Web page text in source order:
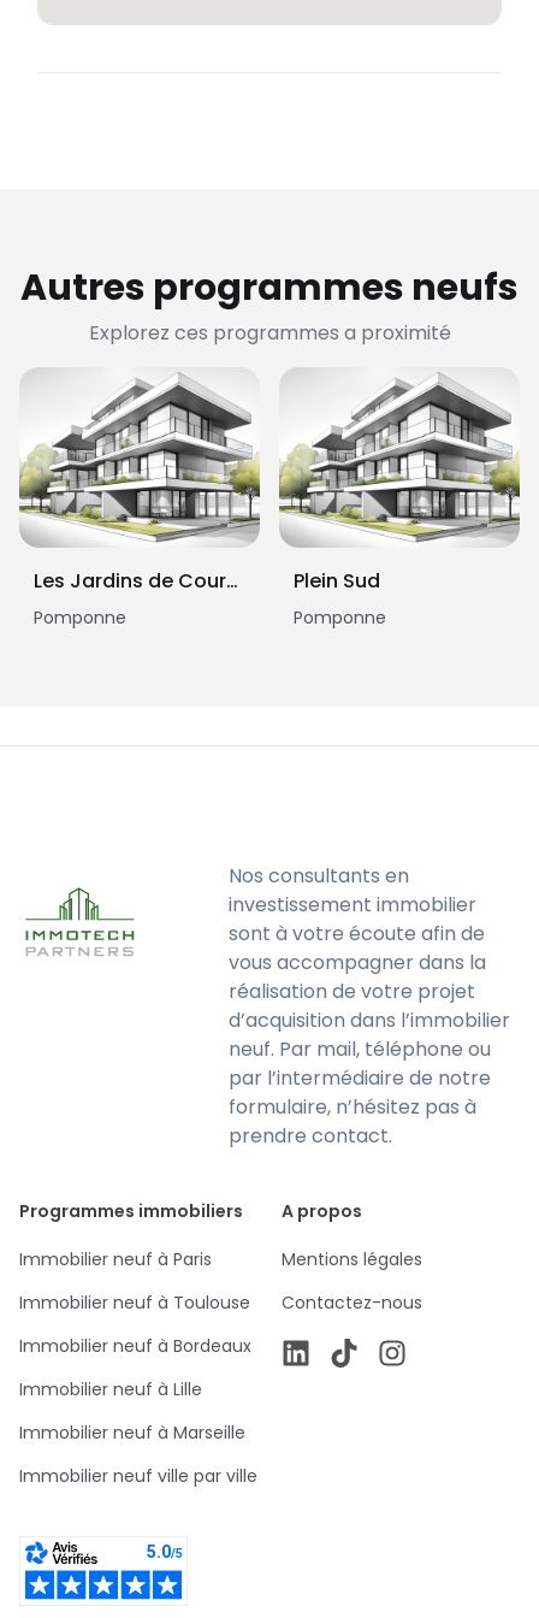
Autres programmes neufs
Explorez ces programmes a proximité
Les Jardins de Courtin
Pomponne
Plein Sud
Pomponne
Nos consultants en
investissement immobilier
sont à votre écoute afin de
vous accompagner dans la
réalisation de votre projet
d’acquisition dans l’immobilier
neuf. Par mail, téléphone ou
par l’intermédiaire de notre
formulaire, n’hésitez pas à
prendre contact.
Programmes immobiliers
Immobilier neuf à Paris
Immobilier neuf à Toulouse
Immobilier neuf à Bordeaux
Immobilier neuf à Lille
Immobilier neuf à Marseille
Immobilier neuf ville par ville
A propos
Mentions légales
Contactez-nous